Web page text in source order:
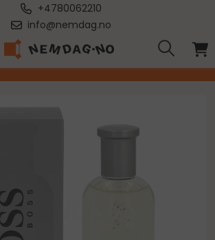
+4780062210
info@nemdag.no